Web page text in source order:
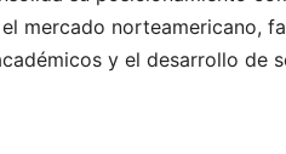
mercado norteamericano,
y el desarrollo de